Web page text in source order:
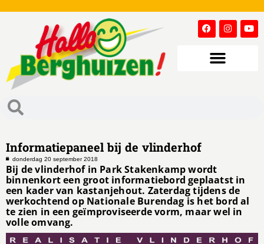
Informatiepaneel bij de vlinderhof
donderdag 20 september 2018
Bij de vlinderhof in Park Stakenkamp wordt
binnenkort een groot informatiebord geplaatst in
een kader van kastanjehout. Zaterdag tijdens de
werkochtend op Nationale Burendag is het bord al
te zien in een geïmproviseerde vorm, maar wel in
volle omvang.